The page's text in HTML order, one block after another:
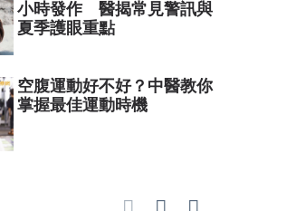
小時發作 醫揭常見警訊與
夏季護眼重點
空腹運動好不好？中醫教你
掌握最佳運動時機